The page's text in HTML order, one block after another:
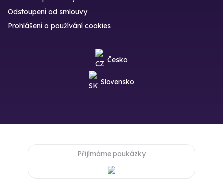
Odstoupení od smlouvy
Prohlášení o používání cookies
Česko
Slovensko
Přijímáme poukázky